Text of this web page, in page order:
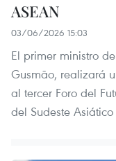
ASEAN
03/06/2026 15:03
El primer ministro
Gusmão, realizará
al tercer Foro del
del Sudeste